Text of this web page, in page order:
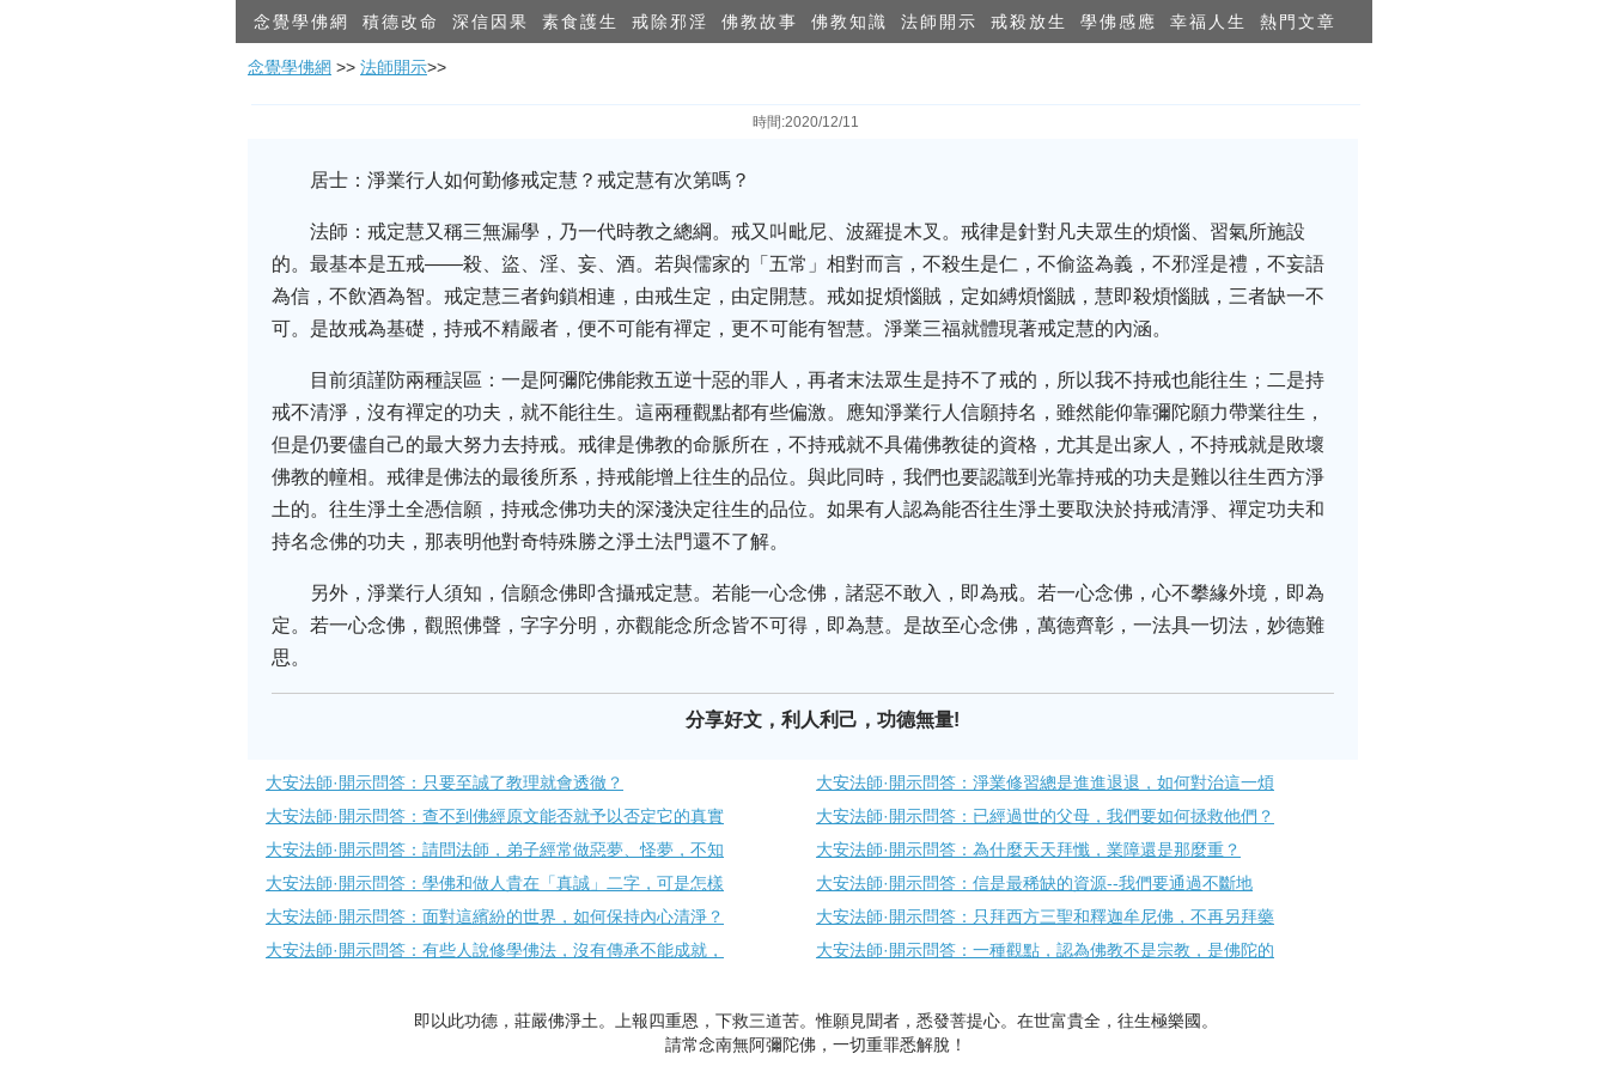
念覺學佛網 積德改命 深信因果 素食護生 戒除邪淫 佛教故事 佛教知識 法師開示 戒殺放生 學佛感應 幸福人生 熱門文章
念覺學佛網 >> 法師開示>>
時間:2020/12/11
居士：淨業行人如何勤修戒定慧？戒定慧有次第嗎？
法師：戒定慧又稱三無漏學，乃一代時教之總綱。戒又叫毗尼、波羅提木叉。戒律是針對凡夫眾生的煩惱、習氣所施設
的。最基本是五戒——殺、盜、淫、妄、酒。若與儒家的「五常」相對而言，不殺生是仁，不偷盜為義，不邪淫是禮，不妄語
為信，不飲酒為智。戒定慧三者鉤鎖相連，由戒生定，由定開慧。戒如捉煩惱賊，定如縛煩惱賊，慧即殺煩惱賊，三者缺一不
可。是故戒為基礎，持戒不精嚴者，便不可能有禪定，更不可能有智慧。淨業三福就體現著戒定慧的內涵。
目前須謹防兩種誤區：一是阿彌陀佛能救五逆十惡的罪人，再者末法眾生是持不了戒的，所以我不持戒也能往生；二是持
戒不清淨，沒有禪定的功夫，就不能往生。這兩種觀點都有些偏激。應知淨業行人信願持名，雖然能仰靠彌陀願力帶業往生，
但是仍要儘自己的最大努力去持戒。戒律是佛教的命脈所在，不持戒就不具備佛教徒的資格，尤其是出家人，不持戒就是敗壞
佛教的幢相。戒律是佛法的最後所系，持戒能增上往生的品位。與此同時，我們也要認識到光靠持戒的功夫是難以往生西方淨
土的。往生淨土全憑信願，持戒念佛功夫的深淺決定往生的品位。如果有人認為能否往生淨土要取決於持戒清淨、禪定功夫和
持名念佛的功夫，那表明他對奇特殊勝之淨土法門還不了解。
另外，淨業行人須知，信願念佛即含攝戒定慧。若能一心念佛，諸惡不敢入，即為戒。若一心念佛，心不攀緣外境，即為
定。若一心念佛，觀照佛聲，字字分明，亦觀能念所念皆不可得，即為慧。是故至心念佛，萬德齊彰，一法具一切法，妙德難
思。
分享好文，利人利己，功德無量!
大安法師·開示問答：只要至誠了教理就會透徹？
大安法師·開示問答：淨業修習總是進進退退，如何對治這一煩
大安法師·開示問答：查不到佛經原文能否就予以否定它的真實
大安法師·開示問答：已經過世的父母，我們要如何拯救他們？
大安法師·開示問答：請問法師，弟子經常做惡夢、怪夢，不知
大安法師·開示問答：為什麼天天拜懺，業障還是那麼重？
大安法師·開示問答：學佛和做人貴在「真誠」二字，可是怎樣
大安法師·開示問答：信是最稀缺的資源--我們要通過不斷地
大安法師·開示問答：面對這繽紛的世界，如何保持內心清淨？
大安法師·開示問答：只拜西方三聖和釋迦牟尼佛，不再另拜藥
大安法師·開示問答：有些人說修學佛法，沒有傳承不能成就，
大安法師·開示問答：一種觀點，認為佛教不是宗教，是佛陀的
即以此功德，莊嚴佛淨土。上報四重恩，下救三道苦。惟願見聞者，悉發菩提心。在世富貴全，往生極樂國。
請常念南無阿彌陀佛，一切重罪悉解脫！